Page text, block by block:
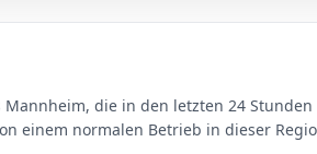
die in den letzten 24
einem normalen Betrieb in dieser